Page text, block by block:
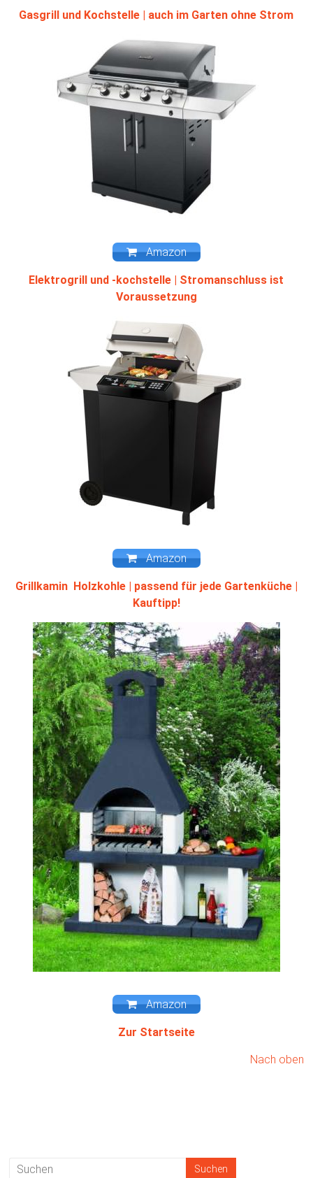
Gasgrill und Kochstelle | auch im Garten ohne Strom
Amazon
Elektrogrill und -kochstelle | Stromanschluss ist
Voraussetzung
Amazon
Grillkamin Holzkohle | passend für jede Gartenküche |
Kauftipp!
Amazon
Zur Startseite
Nach oben